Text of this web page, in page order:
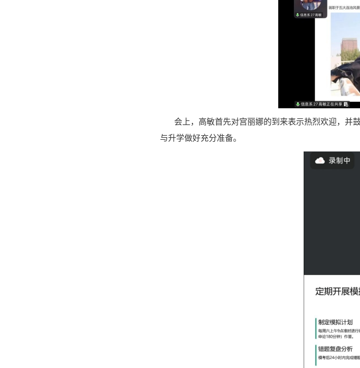
会上，高敏首先对宫丽娜的到来表示热烈欢迎，并
与升学做好充分准备。